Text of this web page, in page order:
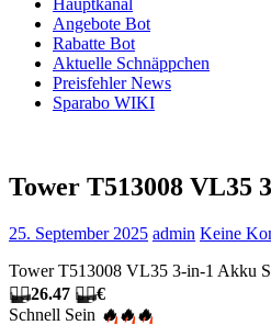
Hauptkanal
Angebote Bot
Rabatte Bot
Aktuelle Schnäppchen
Preisfehler News
Sparabo WIKI
Tower T513008 VL35
25. September 2025 admin Keine
Tower T513008 VL35 3-in-1 Akku
🏴‍☠️26.47 🏴‍☠️€
Schnell Sein 🔥🔥🔥